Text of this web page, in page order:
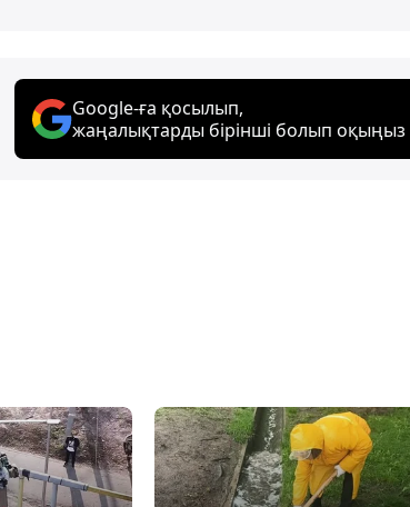
Google-ға қосылып,
жаңалықтарды бірінші болып оқыңыз